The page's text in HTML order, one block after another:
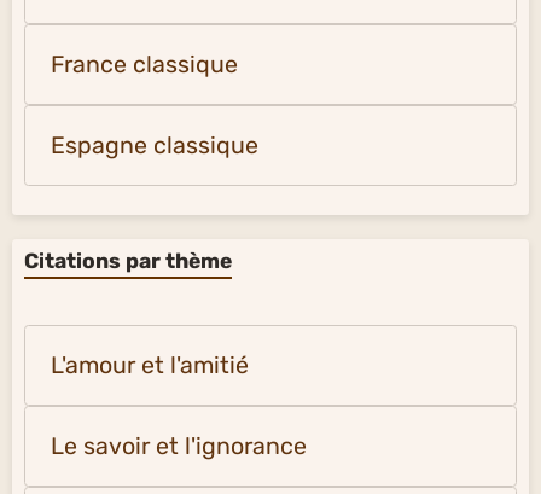
France classique
Espagne classique
Citations par thème
L'amour et l'amitié
Le savoir et l'ignorance